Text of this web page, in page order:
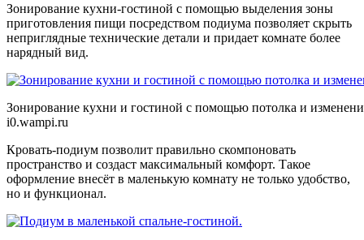
Зонирование кухни-гостиной с помощью выделения зоны
приготовления пищи посредством подиума позволяет скрыть
неприглядные технические детали и придает комнате более
нарядный вид.
Зонирование кухни и гостиной с помощью потолка и
i0.wampi.ru
Кровать-подиум позволит правильно скомпоновать
пространство и создаст максимальный комфорт. Такое
оформление внесёт в маленькую комнату не только удобство,
но и функционал.